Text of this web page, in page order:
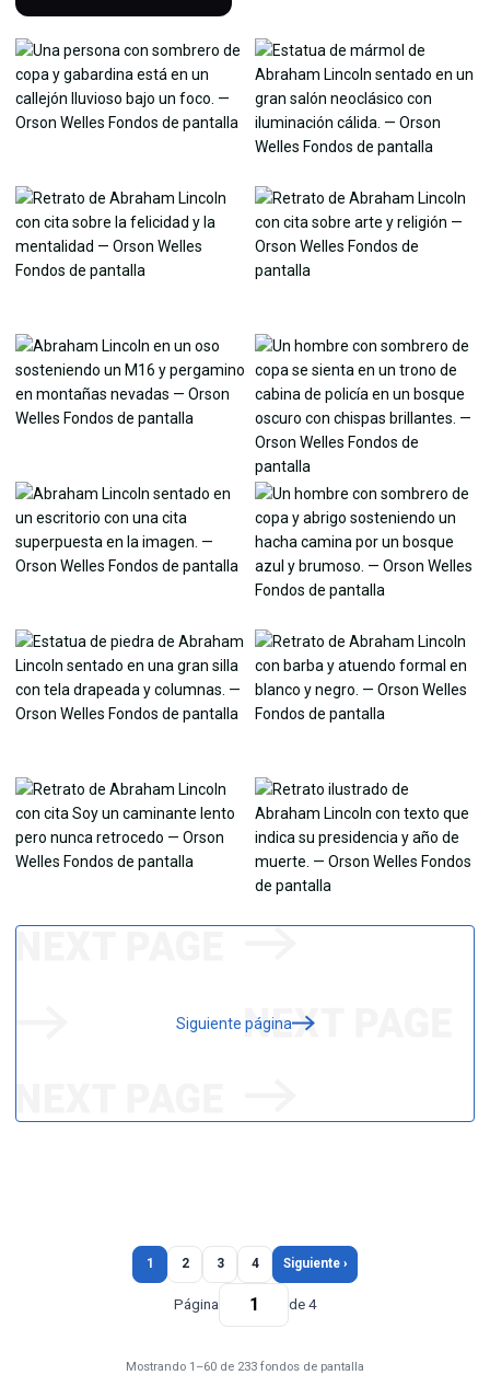
Siguiente página
1 2 3 4 Siguiente ›
Página de 4
Mostrando 1–60 de 233 fondos de pantalla